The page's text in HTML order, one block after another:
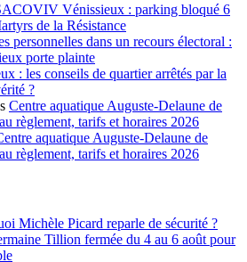
Vénissieux : parking bloqué 6
de la Résistance
personnelles dans un recours électoral :
porte plainte
: les conseils de quartier arrêtés par la
?
Centre aquatique Auguste-Delaune de
règlement, tarifs et horaires 2026
aquatique Auguste-Delaune de
règlement, tarifs et horaires 2026
Michèle Picard reparle de sécurité ?
Tillion fermée du 4 au 6 août pour